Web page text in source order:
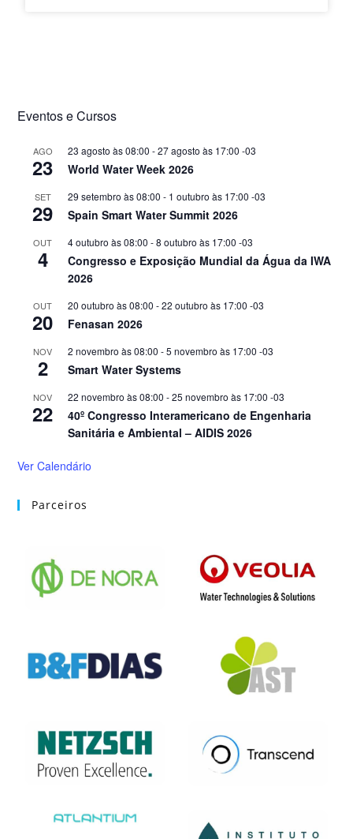
Eventos e Cursos
AGO
23
23 agosto às 08:00 -27 agosto às 17:00 -03
World Water Week 2026
SET
29
29 setembro às 08:00 - 1 outubro às 17:00 -03
Spain Smart Water Summit 2026
OUT
4
4 outubro às 08:00 -8 outubro às 17:00 -03
Congresso e Exposição Mundial da Água da IWA
2026
OUT
20
20 outubro às 08:00 -22 outubro às 17:00 -03
Fenasan 2026
NOV
2
2 novembro às 08:00 -5 novembro às 17:00 -03
Smart Water Systems
NOV
22
22 novembro às 08:00 -25 novembro às 17:00 -03
40º Congresso Interamericano de Engenharia
Sanitária e Ambiental – AIDIS 2026
Ver Calendário
Parceiros